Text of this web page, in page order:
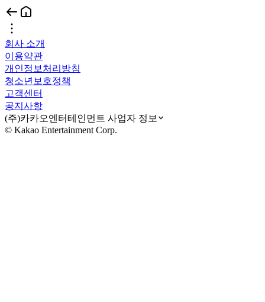
회사 소개
이용약관
개인정보처리방침
청소년보호정책
고객센터
공지사항
(주)카카오엔터테인먼트 사업자 정보
© Kakao Entertainment Corp.